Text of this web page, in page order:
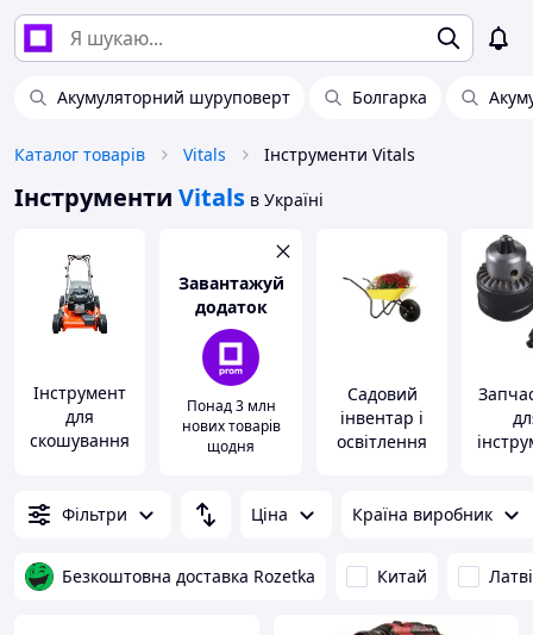
Акумуляторний шуруповерт Болгарка
Каталог товарів Vitals Інструменти Vitals
Інструменти Vitals в Україні
Інструмент
для
скошування
Завантажуй
додаток
Понад 3 млн
нових товарів
щодня
Садовий
інвентар і
освітлення
Фільтри Ціна Країна виробник
Безкоштовна доставка Rozetka Китай